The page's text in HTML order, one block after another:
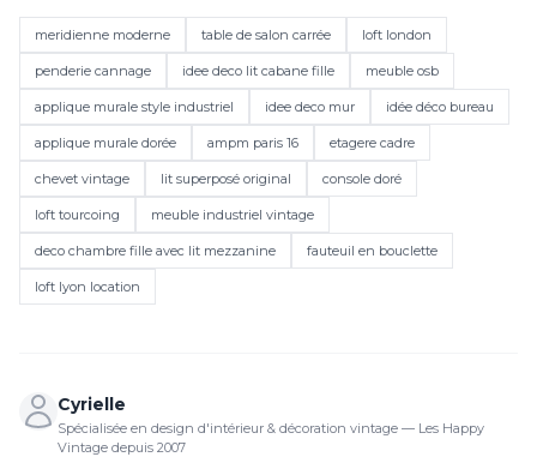
meridienne moderne table de salon carrée loft london
penderie cannage idee deco lit cabane fille meuble osb
applique murale style industriel idee deco mur idée déco bureau
applique murale dorée ampm paris 16 etagere cadre
chevet vintage lit superposé original console doré
loft tourcoing meuble industriel vintage
deco chambre fille avec lit mezzanine fauteuil en bouclette
loft lyon location
Cyrielle
Spécialisée en design d'intérieur & décoration vintage — Les Happy
Vintage depuis 2007